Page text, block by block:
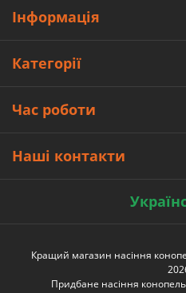
Інформація
Категорії
Час роботи
Наші контакти
Кращий магазин насіння
Придбане насіння